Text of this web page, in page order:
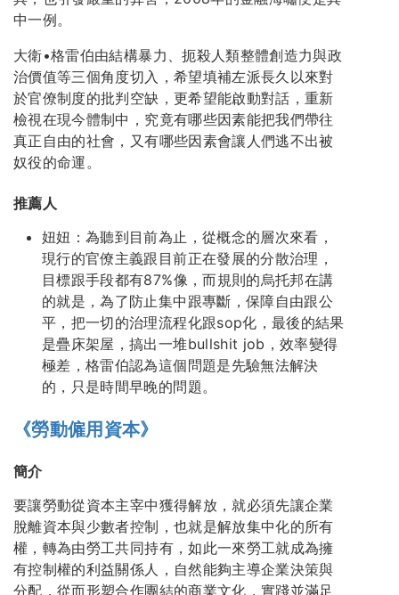
中一例。
大衛•格雷伯由結構暴力、扼殺人類整體創造力與政
治價值等三個角度切入，希望填補左派長久以來對
於官僚制度的批判空缺，更希望能啟動對話，重新
檢視在現今體制中，究竟有哪些因素能把我們帶往
真正自由的社會，又有哪些因素會讓人們逃不出被
奴役的命運。
推薦人
妞妞：為聽到目前為止，從概念的層次來看，
現行的官僚主義跟目前正在發展的分散治理，
目標跟手段都有87%像，而規則的烏托邦在講
的就是，為了防止集中跟專斷，保障自由跟公
平，把一切的治理流程化跟sop化，最後的結果
是疊床架屋，搞出一堆bullshit job，效率變得
極差，格雷伯認為這個問題是先驗無法解決
的，只是時間早晚的問題。
《勞動僱用資本》
簡介
要讓勞動從資本主宰中獲得解放，就必須先讓企業
脫離資本與少數者控制，也就是解放集中化的所有
權，轉為由勞工共同持有，如此一來勞工就成為擁
有控制權的利益關係人，自然能夠主導企業決策與
分配，從而形塑合作團結的商業文化，實踐並滿足